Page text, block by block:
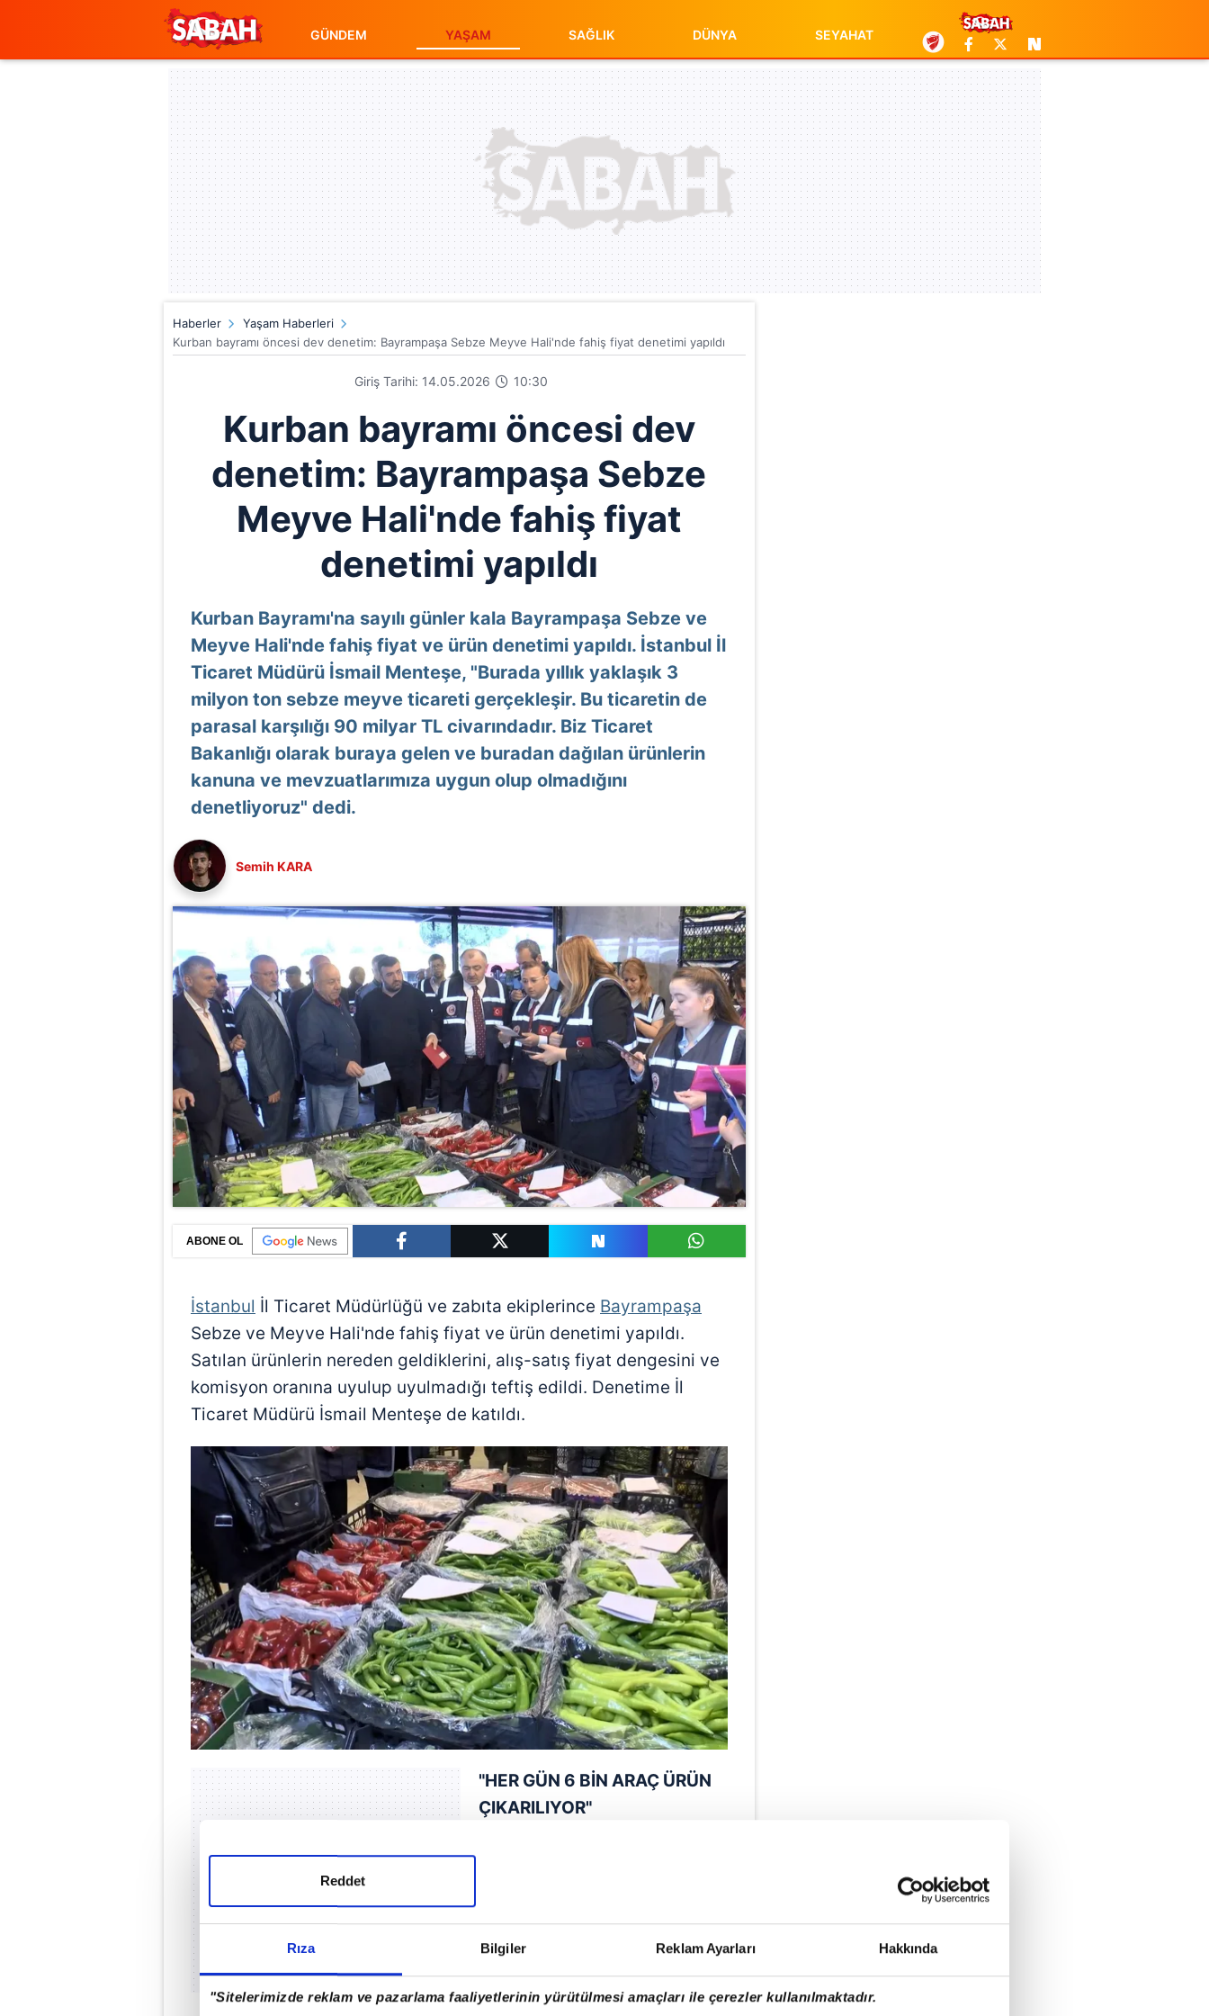
Rıza Bilgiler Reklam Ayarları Hakkında
"Sitelerimizde reklam ve pazarlama faaliyetlerinin yürütülmesi amaçları ile çerezler kullanılmaktadır.
Reddet
GÜNDEM YAŞAM SAĞLIK DÜNYA SEYAHAT
Haberler
Yaşam Haberleri
Kurban bayramı öncesi dev denetim: Bayrampaşa Sebze Meyve Hali'nde fahiş fiyat denetimi yapıldı
Giriş Tarihi: 14.05.2026 10:30
Kurban bayramı öncesi dev
denetim: Bayrampaşa Sebze
Meyve Hali'nde fahiş fiyat
denetimi yapıldı
Kurban Bayramı'na sayılı günler kala Bayrampaşa Sebze ve
Meyve Hali'nde fahiş fiyat ve ürün denetimi yapıldı. İstanbul İl
Ticaret Müdürü İsmail Menteşe, "Burada yıllık yaklaşık 3
milyon ton sebze meyve ticareti gerçekleşir. Bu ticaretin de
parasal karşılığı 90 milyar TL civarındadır. Biz Ticaret
Bakanlığı olarak buraya gelen ve buradan dağılan ürünlerin
kanuna ve mevzuatlarımıza uygun olup olmadığını
denetliyoruz" dedi.
Semih KARA
ABONE OL
İstanbul İl Ticaret Müdürlüğü ve zabıta ekiplerince Bayrampaşa
Sebze ve Meyve Hali'nde fahiş fiyat ve ürün denetimi yapıldı.
Satılan ürünlerin nereden geldiklerini, alış-satış fiyat dengesini ve
komisyon oranına uyulup uyulmadığı teftiş edildi. Denetime İl
Ticaret Müdürü İsmail Menteşe de katıldı.
"HER GÜN 6 BİN ARAÇ ÜRÜN
ÇIKARILIYOR"
sebze-meyve hali olan
Bayrampaşa Hali'nde